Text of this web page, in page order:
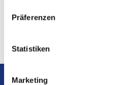
Präferenzen
Statistiken
Marketing